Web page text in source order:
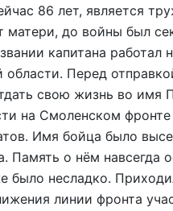
86 лет, является
матери, до войны был
капитана работал
области. Перед
свою жизнь во
на Смоленском
Имя бойца было
Память о нём навсегда
было несладко.
линии фронта